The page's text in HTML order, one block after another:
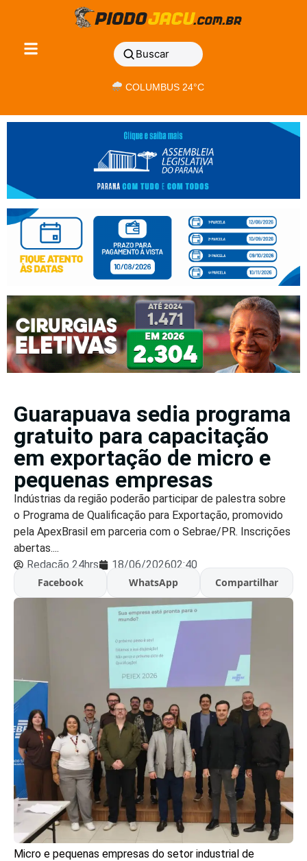
Buscar
COLUMBUS 24°C
Guarapuava sedia programa
gratuito para capacitação
em exportação de micro e
pequenas empresas
Indústrias da região poderão participar de palestra sobre
o Programa de Qualificação para Exportação, promovido
pela ApexBrasil em parceria com o Sebrae/PR. Inscrições
abertas....
Redação 24hrs
18/06/202602:40
Facebook
WhatsApp Compartilhar
Micro e pequenas empresas do setor industrial de